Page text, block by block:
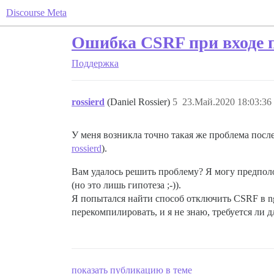
Discourse Meta
Ошибка CSRF при входе
Поддержка
rossierd (Daniel Rossier) 23.Май.2020 18:03:36
5
У меня возникла точно такая же проблема
rossierd).
Вам удалось решить проблему? Я могу
(но это лишь гипотеза ;-)).
Я попытался найти способ отключить CSRF в
перекомпилировать, и я не знаю, требуется ли
показать публикацию в теме